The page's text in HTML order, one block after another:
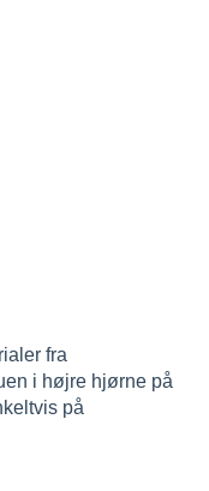
fra
i højre hjørne på
på